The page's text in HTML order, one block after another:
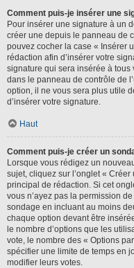
Comment puis-je insérer une
Pour insérer une signature à un
créer une depuis le panneau de
pouvez cocher la case « Insérer
rédaction afin d’insérer votre
signature qui sera insérée à
dans le panneau de contrôle de
option, il ne vous sera plus utile
d’insérer votre signature.
Haut
Comment puis-je créer un
Lorsque vous rédigez un
sujet, cliquez sur l’onglet «
principal de rédaction. Si cet
vous n’ayez pas la permission
sondage en incluant au moins
chaque option devant être
le nombre d’options que les
vote, le nombre des « Options
spécifier une limite de temps en
modifier leurs votes.